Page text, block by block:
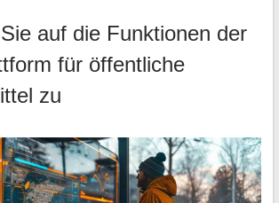
auf die Funktionen der
für öffentliche
zu